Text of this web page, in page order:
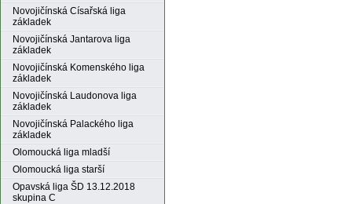
Novojičínská Císařská liga
základek
Novojičínská Jantarova liga
základek
Novojičínská Komenského liga
základek
Novojičínská Laudonova liga
základek
Novojičínská Palackého liga
základek
Olomoucká liga mladší
Olomoucká liga starší
Opavská liga ŠD 13.12.2018
skupina C